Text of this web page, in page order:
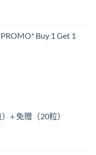
Buy 1 Get 1
+ 免赠（20粒）